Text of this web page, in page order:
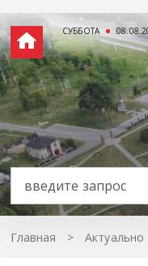
СУББОТА
Главная > Актуально